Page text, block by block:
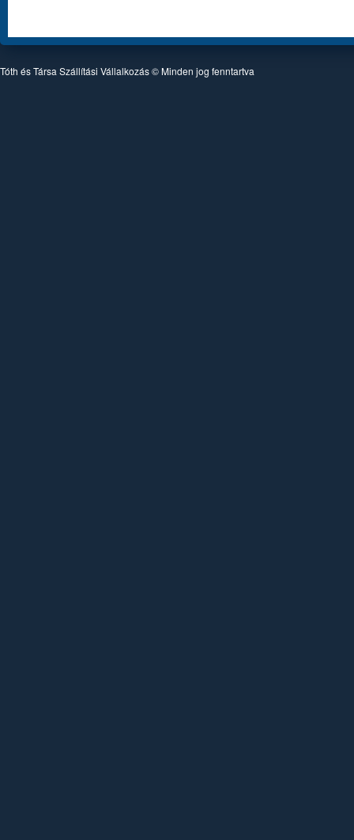
Tóth és Társa Szállítási Vállalkozás © Minden jog fenntartva